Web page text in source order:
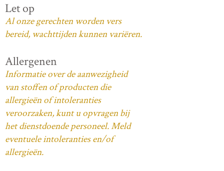
Let op
Al onze gerechten worden vers
bereid, wachttijden kunnen variëren.
Allergenen
Informatie over de aanwezigheid
van stoffen of producten die
allergieën of intoleranties
veroorzaken, kunt u opvragen bij
het dienstdoende personeel. Meld
eventuele intoleranties en/of
allergieën.